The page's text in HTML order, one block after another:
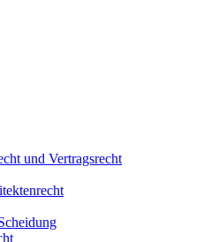
und Vertragsrecht